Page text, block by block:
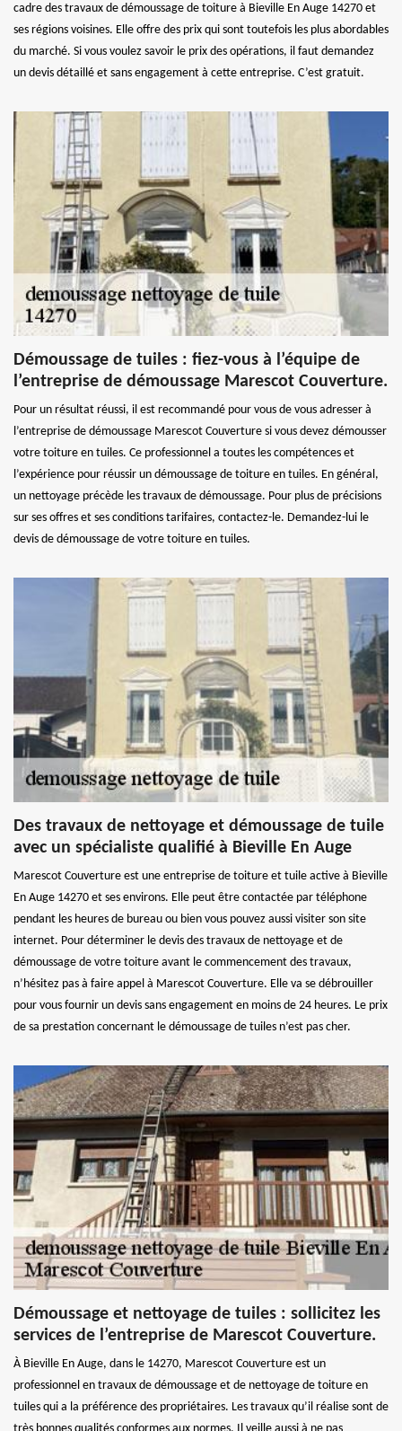
cadre des travaux de démoussage de toiture à Bieville En Auge 14270 et
ses régions voisines. Elle offre des prix qui sont toutefois les plus abordables
du marché. Si vous voulez savoir le prix des opérations, il faut demandez
un devis détaillé et sans engagement à cette entreprise. C’est gratuit.
Démoussage de tuiles : fiez-vous à l’équipe de
l’entreprise de démoussage Marescot Couverture.
Pour un résultat réussi, il est recommandé pour vous de vous adresser à
l’entreprise de démoussage Marescot Couverture si vous devez démousser
votre toiture en tuiles. Ce professionnel a toutes les compétences et
l’expérience pour réussir un démoussage de toiture en tuiles. En général,
un nettoyage précède les travaux de démoussage. Pour plus de précisions
sur ses offres et ses conditions tarifaires, contactez-le. Demandez-lui le
devis de démoussage de votre toiture en tuiles.
Des travaux de nettoyage et démoussage de tuile
avec un spécialiste qualifié à Bieville En Auge
Marescot Couverture est une entreprise de toiture et tuile active à Bieville
En Auge 14270 et ses environs. Elle peut être contactée par téléphone
pendant les heures de bureau ou bien vous pouvez aussi visiter son site
internet. Pour déterminer le devis des travaux de nettoyage et de
démoussage de votre toiture avant le commencement des travaux,
n’hésitez pas à faire appel à Marescot Couverture. Elle va se débrouiller
pour vous fournir un devis sans engagement en moins de 24 heures. Le prix
de sa prestation concernant le démoussage de tuiles n’est pas cher.
Démoussage et nettoyage de tuiles : sollicitez les
services de l’entreprise de Marescot Couverture.
À Bieville En Auge, dans le 14270, Marescot Couverture est un
professionnel en travaux de démoussage et de nettoyage de toiture en
tuiles qui a la préférence des propriétaires. Les travaux qu’il réalise sont de